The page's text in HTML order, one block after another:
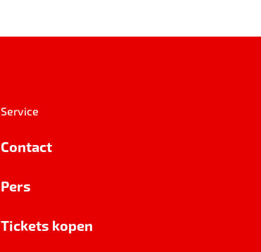
Service
Contact
Pers
Tickets kopen